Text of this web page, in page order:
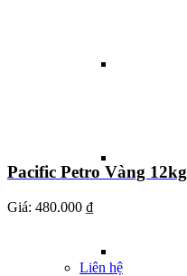
Liên hệ
Pacific Petro Vàng 12kg
Giá: 480.000 ₫